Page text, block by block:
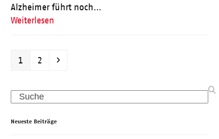
Alzheimer führt noch…
Weiterlesen
Seite
1 Seite
2 Vorwärts
Search
Neueste Beiträge